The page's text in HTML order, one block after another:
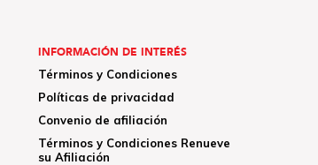
INFORMACIÓN DE INTERÉS
Términos y Condiciones
Políticas de privacidad
Convenio de afiliación
Términos y Condiciones Renueve
su Afiliación